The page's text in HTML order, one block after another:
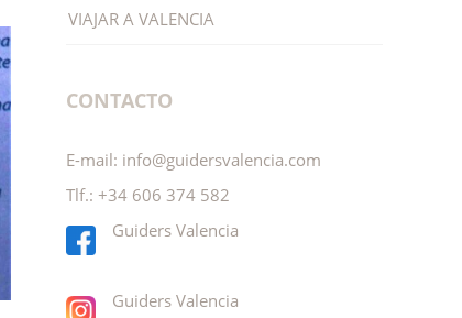
VIAJAR A VALENCIA
CONTACTO
E-mail: info@guidersvalencia.com
Tlf.: +34 606 374 582
Guiders Valencia
Guiders Valencia